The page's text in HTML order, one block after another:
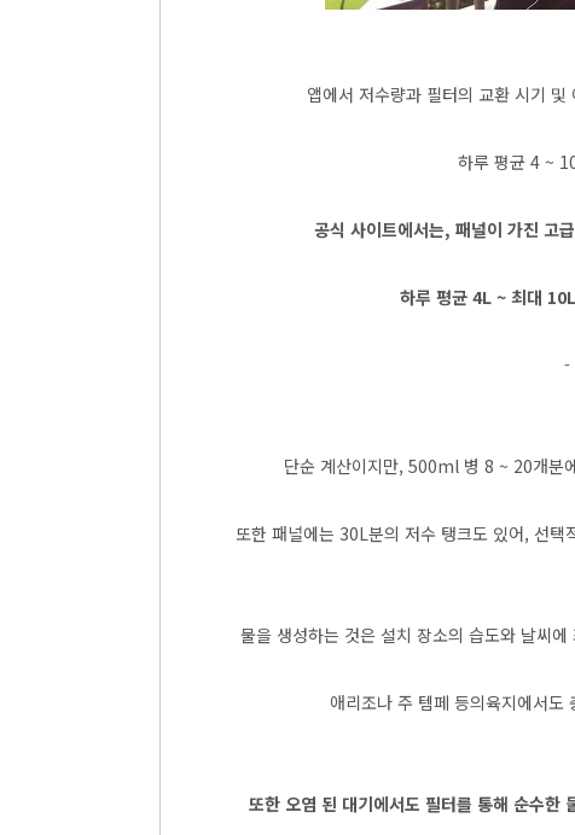
앱에서 저수량과 필터의 교환 시기
하루 평균 4 ~
공식 사이트에서는, 패널이 가진 고
하루 평균 4L ~ 최대
-
단순 계산이지만, 500ml 병 8 ~ 20개분
또한 패널에는 30L분의 저수 탱크도 있어, 선
물을 생성하는 것은 설치 장소의 습도와 날씨
애리조나 주 템페 등의육지에서도
또한 오염 된 대기에서도 필터를 통해 순수한